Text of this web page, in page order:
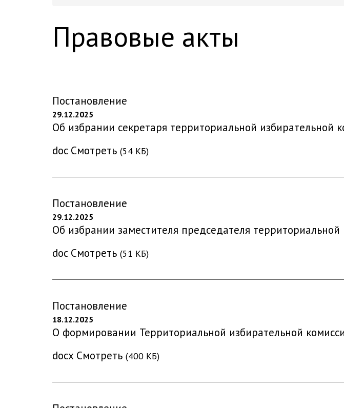
Правовые акты
Постановление
29.12.2025
Об избрании секретаря территориальной избирательной
docСмотреть (54 КБ)
Постановление
29.12.2025
Об избрании заместителя председателя
docСмотреть (51 КБ)
Постановление
18.12.2025
О формировании Территориальной избирательной
docx Смотреть (400 КБ)